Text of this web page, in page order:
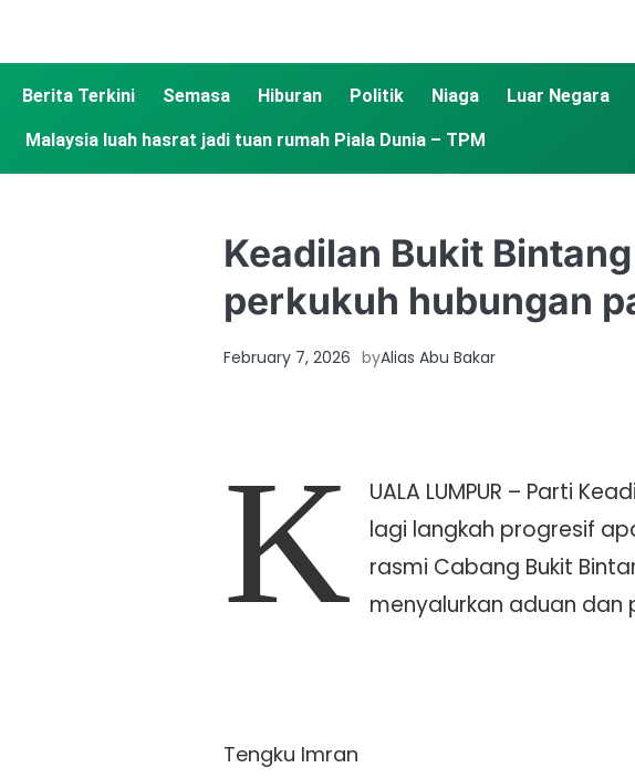
Berita Terkini Semasa Hiburan Politik Niaga Luar Negara
Malaysia luah hasrat jadi tuan rumah Piala Dunia – TPM
Keadilan Bukit
perkukuh hubungan
February 7, 2026 byAlias Abu Bakar
K
UALA LUMPUR – Parti
lagi langkah progresif
rasmi Cabang Bukit
menyalurkan aduan
Tengku Imran